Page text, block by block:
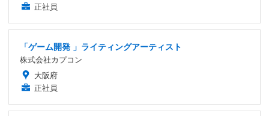
正社員
「ゲーム開発 」ライティングアーティスト
株式会社カプコン
大阪府
正社員